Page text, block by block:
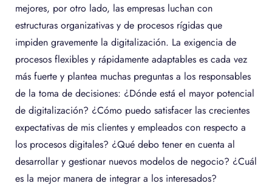
mejores, por otro lado, las empresas luchan con
estructuras organizativas y de procesos rígidas que
impiden gravemente la digitalización. La exigencia de
procesos flexibles y rápidamente adaptables es cada vez
más fuerte y plantea muchas preguntas a los responsables
de la toma de decisiones: ¿Dónde está el mayor potencial
de digitalización? ¿Cómo puedo satisfacer las crecientes
expectativas de mis clientes y empleados con respecto a
los procesos digitales? ¿Qué debo tener en cuenta al
desarrollar y gestionar nuevos modelos de negocio? ¿Cuál
es la mejor manera de integrar a los interesados?